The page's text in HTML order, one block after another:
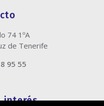
74 1ºA
de Tenerife
95 55
interés